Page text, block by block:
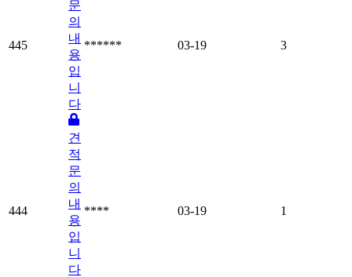
445
문
의
내
용
입
니
다
****** 03-19 3
444
견
적
문
의
내
용
입
니
다
**** 03-19 1